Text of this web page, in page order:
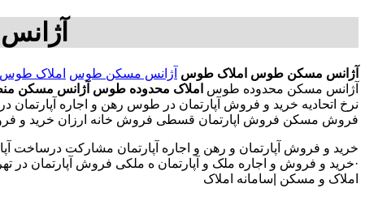
آژانس مسکن طوس املاک طوس آژانس مسکن طوس املاک طوس
آژانس مسکن محدوده طوس املاک محدوده طوس آژانس مسکن
نرخ اتحادیه خرید و فروش آپارتمان در طوس رهن و اجاره
فروش مسکن فروش اپارتمان قسطی فروش خانه ارزان خرید و
خرید و فروش آپارتمان و رهن و اجاره آپارتمان مشارکت درساخت
·خرید و فروش و اجاره ملک و آپارتمان ه ملکی فروش آپارتمان در
املاک و مسکن |سامانه املاک